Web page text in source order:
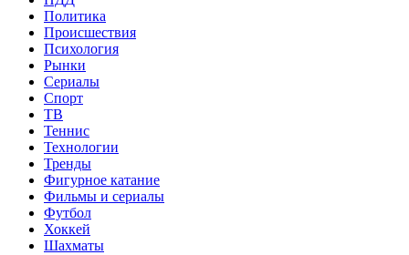
Политика
Происшествия
Психология
Рынки
Сериалы
Спорт
ТВ
Теннис
Технологии
Тренды
Фигурное катание
Фильмы и сериалы
Футбол
Хоккей
Шахматы